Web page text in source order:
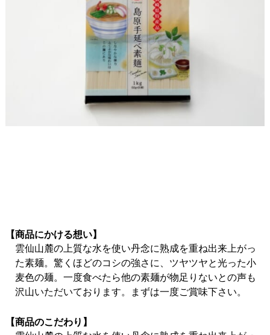
【商品にかける想い】
雲仙山麓の上質な水を使い丹念に熟成を重ね出来上がっ
た素麺。驚くほどのコシの強さに、ツヤツヤと光った小
麦色の麺。一度食べたら他の素麺が物足りないとの声も
沢山いただいております。まずは一度ご賞味下さい。
【商品のこだわり】